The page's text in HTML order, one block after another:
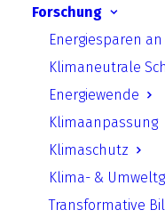
Forschung
Energiesparen
Klimaneutrale
Energiewende
Klimaanpassung
Klimaschutz
Klima- &
Transformative
Aarhus-
17.–19.